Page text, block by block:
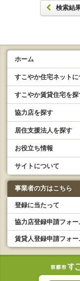
検索結
ホーム
すこやか住宅ネットに
すこやか賃貸住宅を探
協力店を探す
居住支援法人を探す
お役立ち情報
サイトについて
事業者の方はこちら
登録に当たって
協力店登録申請フォー
賃貸人登録申請フォー